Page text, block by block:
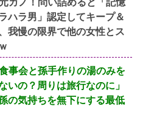
カノ！問い詰めると「記憶
ハラ男」認定してキープ＆
我慢の限界で他の女性とス
事会と孫手作りの湯のみを
いの？周りは旅行なのに」
の気持ちを無下にする最低